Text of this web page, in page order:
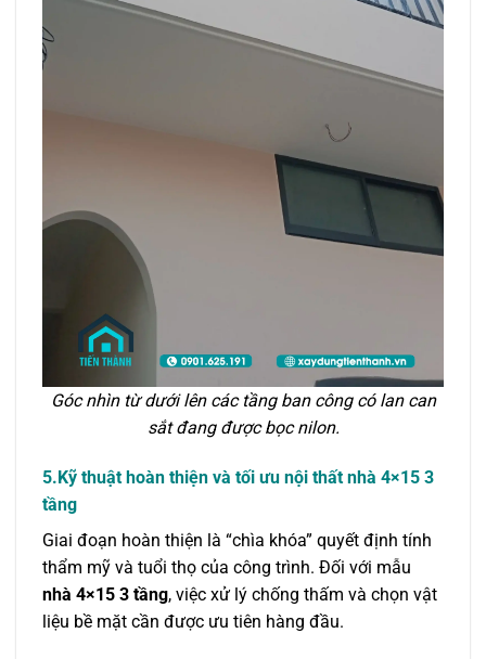
Góc nhìn từ dưới lên các tầng ban công có lan can
sắt đang được bọc nilon.
5.Kỹ thuật hoàn thiện và tối ưu nội thất nhà 4×15 3
tầng
Giai đoạn hoàn thiện là “chìa khóa” quyết định tính
thẩm mỹ và tuổi thọ của công trình. Đối với mẫu
nhà 4×15 3 tầng, việc xử lý chống thấm và chọn vật
liệu bề mặt cần được ưu tiên hàng đầu.